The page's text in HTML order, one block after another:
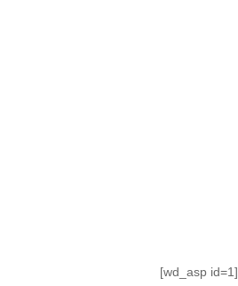
[wd_asp id=1]